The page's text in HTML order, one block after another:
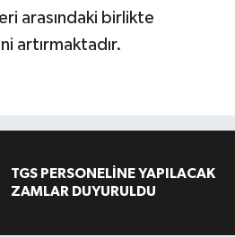
arasındaki birlikte
artırmaktadır.
TGS PERSONELİNE YAPILACAK
ZAMLAR DUYURULDU